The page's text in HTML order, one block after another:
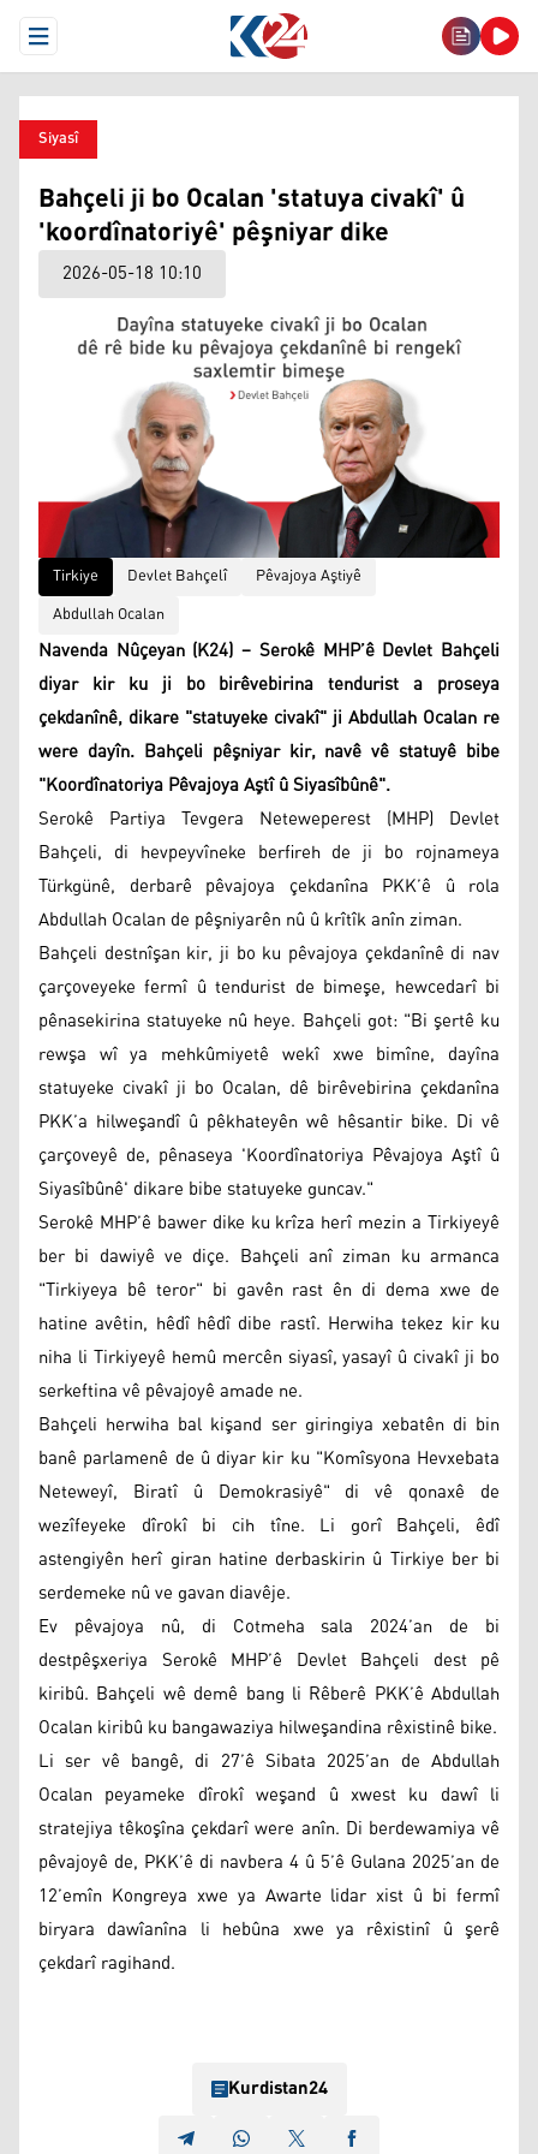
Open Menu
Siyasî
Bahçeli ji bo Ocalan 'statuya civakî' û
'koordînatoriyê' pêşniyar dike
2026-05-18 10:10
Tirkiye Devlet Bahçelî
Pêvajoya Aştiyê
Abdullah Ocalan
Navenda Nûçeyan (K24) – Serokê MHP’ê Devlet Bahçeli
diyar kir ku ji bo birêvebirina tendurist a proseya
çekdanînê, dikare "statuyeke civakî" ji Abdullah Ocalan re
were dayîn. Bahçeli pêşniyar kir, navê vê statuyê bibe
"Koordînatoriya Pêvajoya Aştî û Siyasîbûnê".
Serokê Partiya Tevgera Neteweperest (MHP) Devlet
Bahçeli, di hevpeyvîneke berfireh de ji bo rojnameya
Türkgünê, derbarê pêvajoya çekdanîna PKK’ê û rola
Abdullah Ocalan de pêşniyarên nû û krîtîk anîn ziman.
Bahçeli destnîşan kir, ji bo ku pêvajoya çekdanînê di nav
çarçoveyeke fermî û tendurist de bimeşe, hewcedarî bi
pênasekirina statuyeke nû heye. Bahçeli got: "Bi şertê ku
rewşa wî ya mehkûmiyetê wekî xwe bimîne, dayîna
statuyeke civakî ji bo Ocalan, dê birêvebirina çekdanîna
PKK’a hilweşandî û pêkhateyên wê hêsantir bike. Di vê
çarçoveyê de, pênaseya 'Koordînatoriya Pêvajoya Aştî û
Siyasîbûnê' dikare bibe statuyeke guncav."
Serokê MHP’ê bawer dike ku krîza herî mezin a Tirkiyeyê
ber bi dawiyê ve diçe. Bahçeli anî ziman ku armanca
"Tirkiyeya bê teror" bi gavên rast ên di dema xwe de
hatine avêtin, hêdî hêdî dibe rastî. Herwiha tekez kir ku
niha li Tirkiyeyê hemû mercên siyasî, yasayî û civakî ji bo
serkeftina vê pêvajoyê amade ne.
Bahçeli herwiha bal kişand ser giringiya xebatên di bin
banê parlamenê de û diyar kir ku "Komîsyona Hevxebata
Neteweyî, Biratî û Demokrasiyê" di vê qonaxê de
wezîfeyeke dîrokî bi cih tîne. Li gorî Bahçeli, êdî
astengiyên herî giran hatine derbaskirin û Tirkiye ber bi
serdemeke nû ve gavan diavêje.
Ev pêvajoya nû, di Cotmeha sala 2024’an de bi
destpêşxeriya Serokê MHP’ê Devlet Bahçeli dest pê
kiribû. Bahçeli wê demê bang li Rêberê PKK’ê Abdullah
Ocalan kiribû ku bangawaziya hilweşandina rêxistinê bike.
Li ser vê bangê, di 27’ê Sibata 2025’an de Abdullah
Ocalan peyameke dîrokî weşand û xwest ku dawî li
stratejiya têkoşîna çekdarî were anîn. Di berdewamiya vê
pêvajoyê de, PKK’ê di navbera 4 û 5’ê Gulana 2025’an de
12’emîn Kongreya xwe ya Awarte lidar xist û bi fermî
biryara dawîanîna li hebûna xwe ya rêxistinî û şerê
çekdarî ragihand.
Kurdistan24